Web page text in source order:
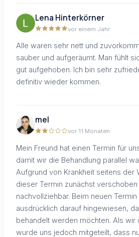
Lena Hinterkörner
vor einem Jahr
Alle waren sehr nett und
sauber und aufgeräumt. Man fühlt
gut aufgehoben. Ich bin sehr
definitiv wieder kommen.
mel
vor 11 Monaten
Mein Freund hat einen Termin für
damit wir die Behandlung parallel
Aufgrund von Krankheit seitens der
dieser Termin zunächst verschoben
nachvollziehbar. Beim neuen
ausdrücklich darauf hingewiesen,
behandelt werden möchten. Als wir
wurde uns jedoch mitgeteilt, dass